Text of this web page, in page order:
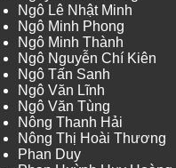
Ngô Lê Nhật Minh
Ngô Minh Phong
Ngô Minh Thành
Ngô Nguyễn Chí Kiên
Ngô Tấn Sanh
Ngô Văn Lĩnh
Ngô Văn Tùng
Nông Thanh Hải
Nông Thị Hoài Thương
Phan Duy